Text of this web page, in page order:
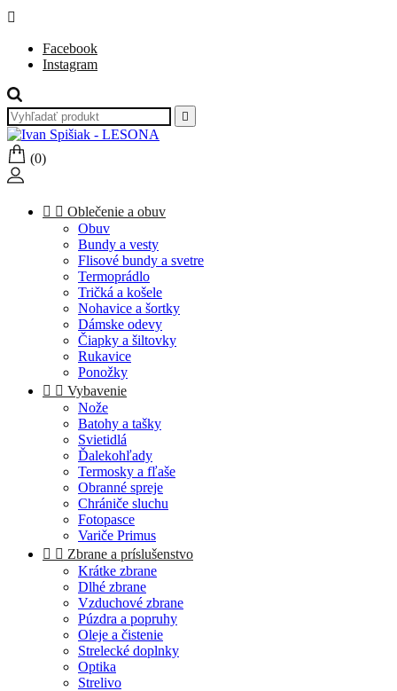

Facebook
Instagram

(0)
  Oblečenie a obuv
Obuv
Bundy a vesty
Flisové bundy a svetre
Termoprádlo
Tričká a košele
Nohavice a šortky
Dámske odevy
Čiapky a šiltovky
Rukavice
Ponožky
  Vybavenie
Nože
Batohy a tašky
Svietidlá
Ďalekohľady
Termosky a fľaše
Obranné spreje
Chrániče sluchu
Fotopasce
Variče Primus
  Zbrane a príslušenstvo
Krátke zbrane
Dlhé zbrane
Vzduchové zbrane
Púzdra a popruhy
Oleje a čistenie
Strelecké doplnky
Optika
Strelivo